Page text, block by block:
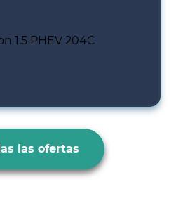
las ofertas